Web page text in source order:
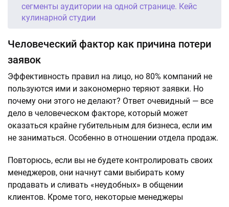
сегменты аудитории на одной странице. Кейс
кулинарной студии
Человеческий фактор как причина потери
заявок
Эффективность правил на лицо, но 80% компаний не
пользуются ими и закономерно теряют заявки. Но
почему они этого не делают? Ответ очевидный — все
дело в человеческом факторе, который может
оказаться крайне губительным для бизнеса, если им
не заниматься. Особенно в отношении отдела продаж.
Повторюсь, если вы не будете контролировать своих
менеджеров, они начнут сами выбирать кому
продавать и сливать «неудобных» в общении
клиентов. Кроме того, некоторые менеджеры